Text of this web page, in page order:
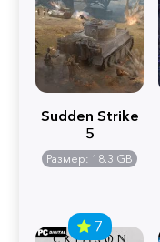
Sudden Strike
5
Размер: 18.3 GB
7